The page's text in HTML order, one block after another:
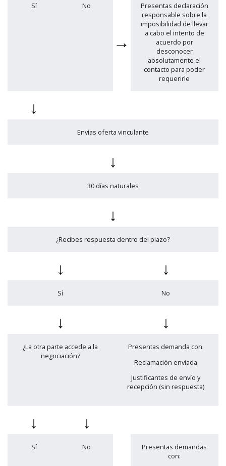
Sí No
→
Presentas declaración
responsable sobre la
imposibilidad de llevar
a cabo el intento de
acuerdo por
desconocer
absolutamente el
contacto para poder
requerirle
↓
Envías oferta vinculante
↓
30 días naturales
↓
¿Recibes respuesta dentro del plazo?
↓ ↓
Sí No
↓ ↓
¿La otra parte accede a la
negociación?
Presentas demanda con:
Reclamación enviada
Justificantes de envío y
recepción (sin respuesta)
↓ ↓
Sí No
Presentas demandas
con: